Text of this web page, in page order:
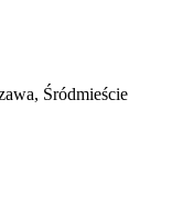
Śródmieście